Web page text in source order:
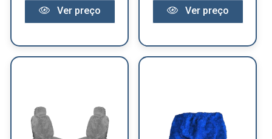
Ver preço Ver preço